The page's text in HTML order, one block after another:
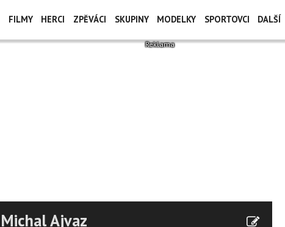
FILMY HERCI ZPĚVÁCI SKUPINY MODELKY SPORTOVCI DALŠÍ
Michal Ajvaz